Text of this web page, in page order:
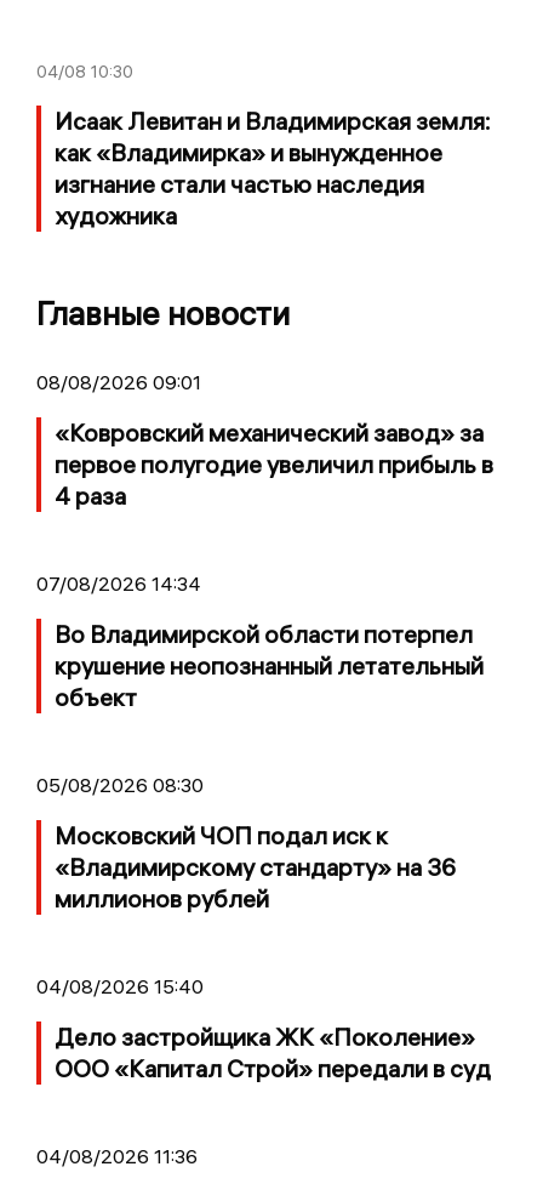
04/08 10:30
Исаак Левитан и Владимирская земля:
как «Владимирка» и вынужденное
изгнание стали частью наследия
художника
Главные новости
08/08/2026 09:01
«Ковровский механический завод» за
первое полугодие увеличил прибыль в
4 раза
07/08/2026 14:34
Во Владимирской области потерпел
крушение неопознанный летательный
объект
05/08/2026 08:30
Московский ЧОП подал иск к
«Владимирскому стандарту» на 36
миллионов рублей
04/08/2026 15:40
Дело застройщика ЖК «Поколение»
ООО «Капитал Строй» передали в суд
04/08/2026 11:36